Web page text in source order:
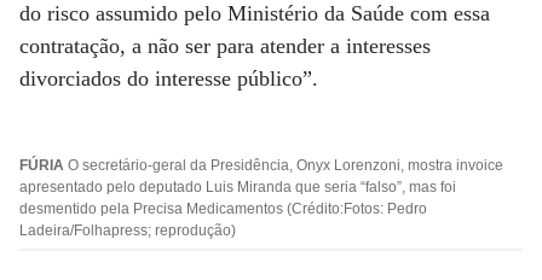
do risco assumido pelo Ministério da Saúde com essa
contratação, a não ser para atender a interesses
divorciados do interesse público”.
FÚRIA O secretário-geral da Presidência, Onyx Lorenzoni, mostra invoice
apresentado pelo deputado Luis Miranda que seria “falso”, mas foi
desmentido pela Precisa Medicamentos (Crédito:Fotos: Pedro
Ladeira/Folhapress; reprodução)